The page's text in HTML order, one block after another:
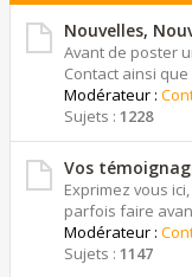
Nouvelles,
Avant de poster
Contact ainsi
Modérateur :
Sujets : 1228
Vos
Exprimez vous
parfois faire
Modérateur :
Sujets : 1147